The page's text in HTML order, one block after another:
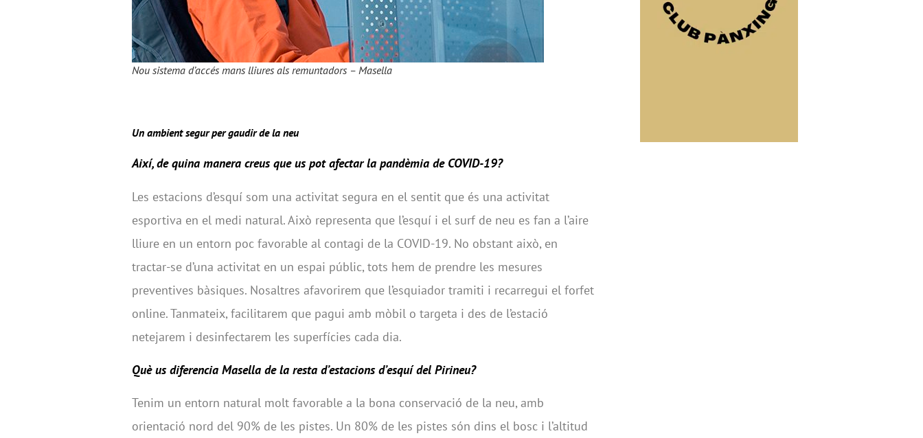
Nou sistema d’accés mans lliures als remuntadors – Masella
Un ambient segur per gaudir de la neu
Així, de quina manera creus que us pot afectar la pandèmia de COVID-19?
Les estacions d’esquí som una activitat segura en el sentit que és una activitat
esportiva en el medi natural. Això representa que l’esquí i el surf de neu es fan a l’aire
lliure en un entorn poc favorable al contagi de la COVID-19. No obstant això, en
tractar-se d’una activitat en un espai públic, tots hem de prendre les mesures
preventives bàsiques. Nosaltres afavorirem que l’esquiador tramiti i recarregui el forfet
online. Tanmateix, facilitarem que pagui amb mòbil o targeta i des de l’estació
netejarem i desinfectarem les superfícies cada dia.
Què us diferencia Masella de la resta d’estacions d’esquí del Pirineu?
Tenim un entorn natural molt favorable a la bona conservació de la neu, amb
orientació nord del 90% de les pistes. Un 80% de les pistes són dins el bosc i l’altitud